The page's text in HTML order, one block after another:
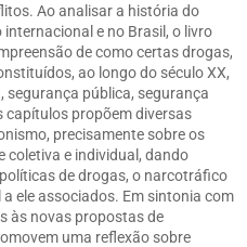
Ao analisar a história do
e no Brasil, o livro
de como certas drogas,
ao longo do século XX,
segurança pública, segurança
capítulos propõem diversas
precisamente sobre os
coletiva e individual, dando
de drogas, o narcotráfico
ele associados. Em sintonia com
às novas propostas de
uma reflexão sobre